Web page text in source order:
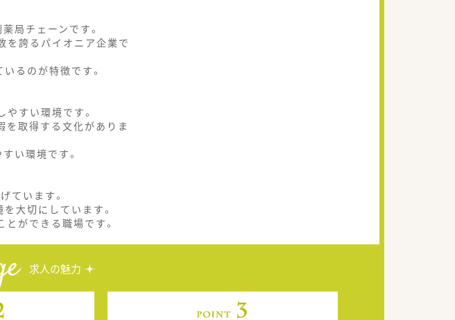
局チェーンです。
を誇るパイオニア企業で
るのが特徴です。
すい環境です。
取得する文化がありま
い環境です。
ています。
大切にしています。
ができる職場です。
求人の魅力